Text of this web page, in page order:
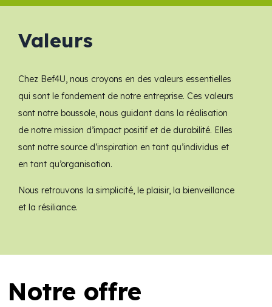
Valeurs
Chez Bef4U, nous croyons en des valeurs essentielles
qui sont le fondement de notre entreprise. Ces valeurs
sont notre boussole, nous guidant dans la réalisation
de notre mission d’impact positif et de durabilité. Elles
sont notre source d’inspiration en tant qu’individus et
en tant qu’organisation.
Nous retrouvons la simplicité, le plaisir, la bienveillance
et la résiliance.
Notre offre